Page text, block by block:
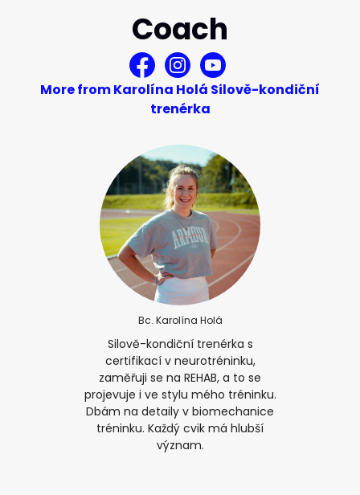
Coach
More from Karolína Holá Silově-kondiční
trenérka
Bc. Karolína Holá
Silově-kondiční trenérka s
certifikací v neurotréninku,
zaměřuji se na REHAB, a to se
projevuje i ve stylu mého tréninku.
Dbám na detaily v biomechanice
tréninku. Každý cvik má hlubší
význam.